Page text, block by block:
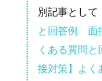
別記事として
と回答例 面
くある質問
接対策】よ